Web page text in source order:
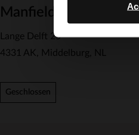
Manfield Middelburg
Lange Delft 25
4331 AK
Middelburg NL
Geschlossen